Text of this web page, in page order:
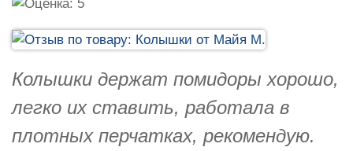
Колышки держат помидоры хорошо,
легко их ставить, работала в
плотных перчатках, рекомендую.